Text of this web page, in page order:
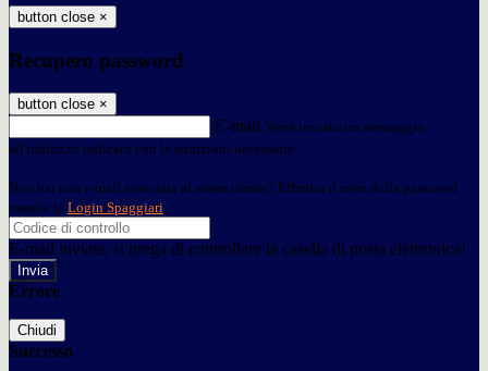
button close ×
Recupero password
button close ×
E-mail Verrà inviato un messaggio
all'indirizzo indicato con le istruzioni necessarie.
Non hai una e-mail associata al nome utente? Effettua il reset della password
tramite la Login Spaggiari
E-mail inviata, si prega di controllare la casella di posta elettronica!
Errore
Chiudi
Successo